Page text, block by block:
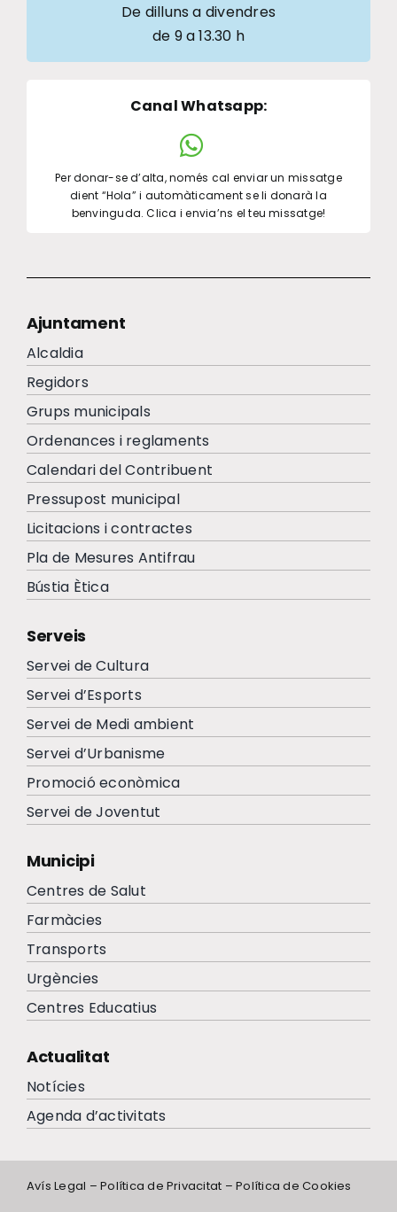
De dilluns a divendres
de 9 a 13.30 h
Canal Whatsapp:
Per donar-se d’alta, només cal enviar un missatge
dient “Hola” i automàticament se li donarà la
benvinguda. Clica i envia’ns el teu missatge!
Ajuntament
Alcaldia
Regidors
Grups municipals
Ordenances i reglaments
Calendari del Contribuent
Pressupost municipal
Licitacions i contractes
Pla de Mesures Antifrau
Bústia Ètica
Serveis
Servei de Cultura
Servei d’Esports
Servei de Medi ambient
Servei d’Urbanisme
Promoció econòmica
Servei de Joventut
Municipi
Centres de Salut
Farmàcies
Transports
Urgències
Centres Educatius
Actualitat
Notícies
Agenda d’activitats
Avís Legal –Política de Privacitat –Política de Cookies